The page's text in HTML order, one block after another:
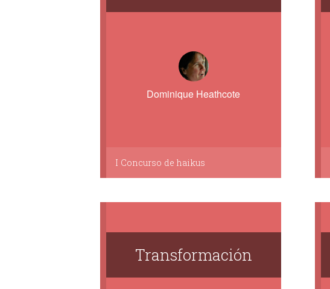
Dominique Heathcote
I Concurso de haikus
Transformación